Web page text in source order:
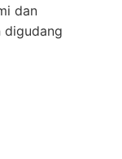
dan
digudang